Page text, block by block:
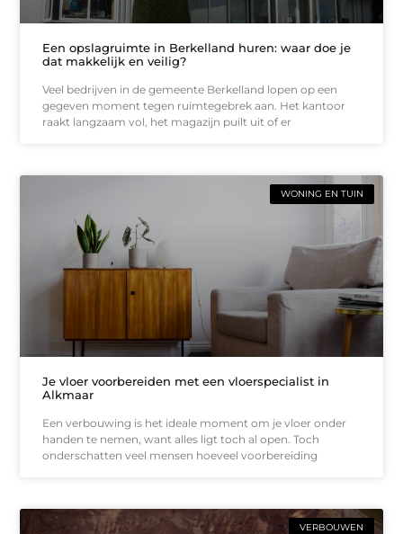
Een opslagruimte in Berkelland huren: waar doe je
dat makkelijk en veilig?
Veel bedrijven in de gemeente Berkelland lopen op een
gegeven moment tegen ruimtegebrek aan. Het kantoor
raakt langzaam vol, het magazijn puilt uit of er
WONING EN TUIN
Je vloer voorbereiden met een vloerspecialist in
Alkmaar
Een verbouwing is het ideale moment om je vloer onder
handen te nemen, want alles ligt toch al open. Toch
onderschatten veel mensen hoeveel voorbereiding
VERBOUWEN